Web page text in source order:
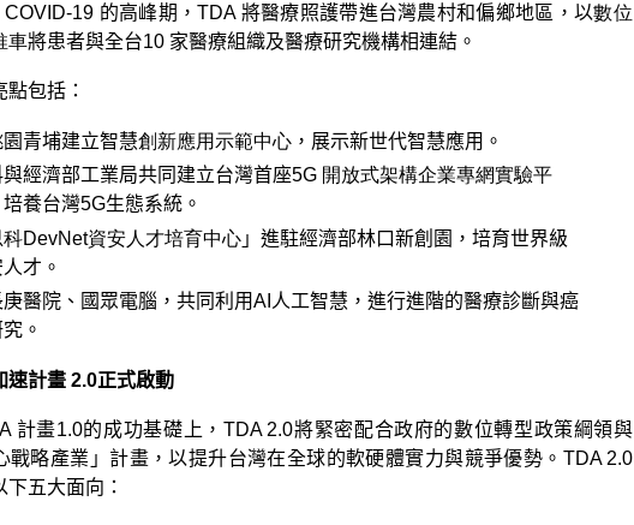
COVID-19 的高峰期，TDA 將醫療照護帶進台灣農村和偏鄉地區，以數位
車將患者與全台10 家醫療組織及醫療研究機構相連結。
包括：
青埔建立智慧創新應用示範中心 ，展示新世代智慧應用。
與經濟部工業局共同建立台灣首座5G 開放式架構企業專網實驗平
培養台灣5G生態系統。
科DevNet資安人才培育中心 」進駐經濟部林口新創園，培育世界級
才。
醫院、國眾電腦，共同利用AI 人工智慧，進行進階的醫療診斷與癌
。
速計畫 2.0正式啟動
計畫1.0的成功基礎上， TDA 2.0將緊密配合政府的數位轉型政策綱領與
戰略產業」計畫，以提升台灣在全球的軟硬體實力與競爭優勢。 TDA 2.0
下五大面向：